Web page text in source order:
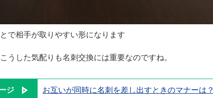
で相手が取りやすい形になります
した気配りも名刺交換には重要なのですね。
ジ お互いが同時に名刺を差し出すときのマナーは？